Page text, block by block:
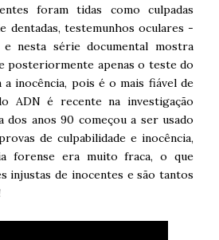
foram tidas como culpadas
dentadas, testemunhos oculares -
e nesta série documental mostra
posteriormente apenas o teste do
inocência, pois é o mais fiável de
ADN é recente na investigação
anos 90 começou a ser usado
de culpabilidade e inocência,
forense era muito fraca, o que
injustas de inocentes e são tantos